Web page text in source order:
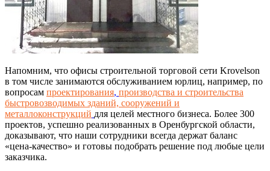
Напомним, что офисы строительной торговой сети Krovelson
в том числе занимаются обслуживанием юрлиц, например, по
вопросам проектирования, производства и строительства
быстровозводимых зданий, сооружений и
металлоконструкций для целей местного бизнеса. Более 300
проектов, успешно реализованных в Оренбургской области,
доказывают, что наши сотрудники всегда держат баланс
«цена-качество» и готовы подобрать решение под любые цели
заказчика.